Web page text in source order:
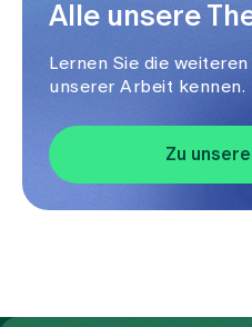
Alle unsere
Lernen Sie die
unserer Arbeit kennen.
Zu